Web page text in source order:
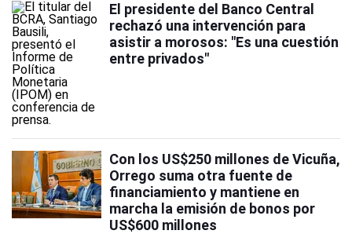
El presidente del Banco Central
rechazó una intervención para
asistir a morosos: "Es una cuestión
entre privados"
Con los US$250 millones de Vicuña,
Orrego suma otra fuente de
financiamiento y mantiene en
marcha la emisión de bonos por
US$600 millones